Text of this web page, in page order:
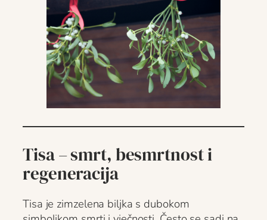
Tisa – smrt, besmrtnost i
regeneracija
Tisa je zimzelena biljka s dubokom